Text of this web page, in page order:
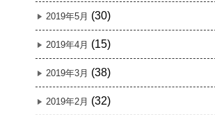
2019年5月 (30)
2019年4月 (15)
2019年3月 (38)
2019年2月 (32)